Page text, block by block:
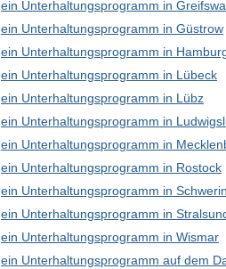
ein Unterhaltungsprogramm in
ein Unterhaltungsprogramm in Güstrow
ein Unterhaltungsprogramm in
ein Unterhaltungsprogramm in Lübeck
ein Unterhaltungsprogramm in Lübz
ein Unterhaltungsprogramm in
ein Unterhaltungsprogramm in
ein Unterhaltungsprogramm in Rostock
ein Unterhaltungsprogramm in
ein Unterhaltungsprogramm in
ein Unterhaltungsprogramm in Wismar
ein Unterhaltungsprogramm auf dem